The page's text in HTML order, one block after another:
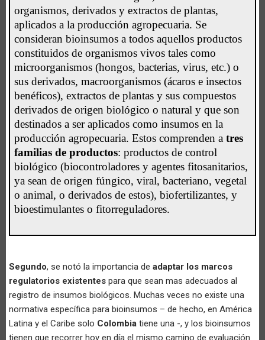
organismos, derivados y extractos de plantas,
aplicados a la producción agropecuaria. Se
consideran bioinsumos a todos aquellos productos
constituidos de organismos vivos tales como
microorganismos (hongos, bacterias, virus, etc.) o
sus derivados, macroorganismos (ácaros e insectos
benéficos), extractos de plantas y sus compuestos
derivados de origen biológico o natural y que son
destinados a ser aplicados como insumos en la
producción agropecuaria. Estos comprenden a tres
familias de productos: productos de control
biológico (biocontroladores y agentes fitosanitarios,
ya sean de origen fúngico, viral, bacteriano, vegetal
o animal, o derivados de estos), biofertilizantes, y
bioestimulantes o fitorreguladores.
Segundo, se notó la importancia de adaptar los marcos
regulatorios existentes para que sean mas adecuados al
registro de insumos biológicos. Muchas veces no existe una
normativa específica para bioinsumos – de hecho, en América
Latina y el Caribe solo Colombia tiene una -, y los bioinsumos
tienen que recorrer hoy en día el mismo camino de evaluación